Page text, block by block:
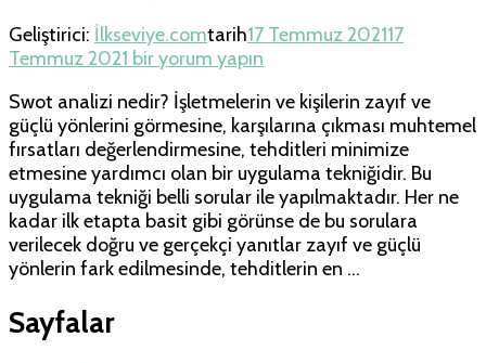
Geliştirici: İlkseviye.comtarih17 Temmuz 202117
Temmuz 2021 Swot
için
bir yorum yapın
Swot analizi nedir? İşletmelerin ve kişilerin zayıf ve
güçlü yönlerini görmesine, karşılarına çıkması muhtemel
fırsatları değerlendirmesine, tehditleri minimize
etmesine yardımcı olan bir uygulama tekniğidir. Bu
uygulama tekniği belli sorular ile yapılmaktadır. Her ne
kadar ilk etapta basit gibi görünse de bu sorulara
verilecek doğru ve gerçekçi yanıtlar zayıf ve güçlü
yönlerin fark edilmesinde, tehditlerin en …
Sayfalar